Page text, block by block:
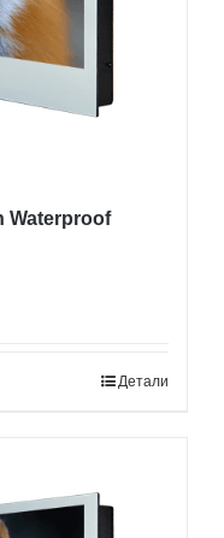
Waterproof
Детали